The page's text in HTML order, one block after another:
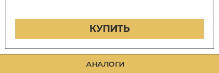
КУПИТЬ
АНАЛОГИ